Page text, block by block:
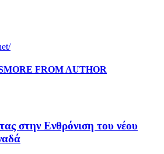
MORE FROM AUTHOR
στην Ενθρόνιση του νέου